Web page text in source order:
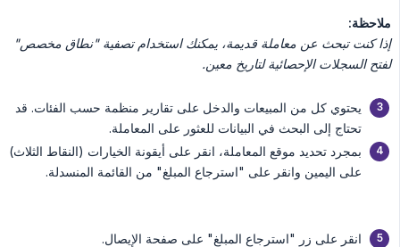
ملاحظة:
لفتح السجلات الإحصائية لتاريخ معين.
يحتوي كل من المبيعات والدخل على تقارير منظمة حسب الفئات. قد
تحتاج إلى البحث في البيانات للعثور على المعاملة.
بمجرد تحديد موقع المعاملة، انقر على أيقونة الخيارات (النقاط الثلاث)
على اليمين وانقر على "استرجاع المبلغ" من القائمة المنسدلة.
انقر على زر "استرجاع المبلغ" على صفحة الإيصال.